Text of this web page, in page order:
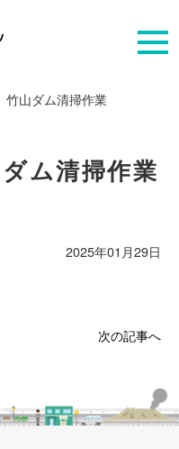
竹山ダム清掃作業
ム清掃作業
2025年01月29日
次の記事へ